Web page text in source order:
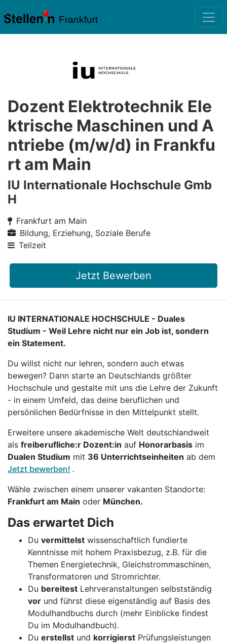
Frankfurt
Dozent Elektrotechnik Ele
ktrische Maschinen und A
ntriebe (m/w/d) in Frankfu
rt am Main
IU Internationale Hochschule Gmb
H
Frankfurt am Main
Bildung, Erziehung, Soziale Berufe
Teilzeit
Jetzt Bewerben
IU INTERNATIONALE HOCHSCHULE - Duales
Studium - Weil Lehre nicht nur ein Job ist, sondern
ein Statement.
Du willst nicht nur lehren, sondern auch etwas
bewegen? Dann starte an Deutschlands größter
Hochschule und gestalte mit uns die Lehre der Zukunft
- in einem Umfeld, das deine beruflichen und
persönlichen Bedürfnisse in den Mittelpunkt stellt.
Erweitere unsere akademische Welt deutschlandweit
als freiberufliche:r Dozent:in auf Honorarbasis im
Dualen Studium mit 36 Unterrichtseinheiten ab dem
Jetzt bewerben! .
Wähle zwischen einem unserer vakanten Standorte:
Frankfurt am Main oder München.
Das erwartet Dich
Du vermittelst wissenschaftlich fundierte
Kenntnisse mit hohem Praxisbezug, z.B. für die
Themen Energietechnik, Gleichstrommaschinen,
Transformatoren und Stromrichter.
Du bereitest Lehrveranstaltungen selbstständig
vor und führst diese eigenständig auf Basis des
Modulhandbuchs durch (mehr Einblicke findest
Du im Modulhandbuch).
Du erstellst und korrigierst Prüfungsleistungen